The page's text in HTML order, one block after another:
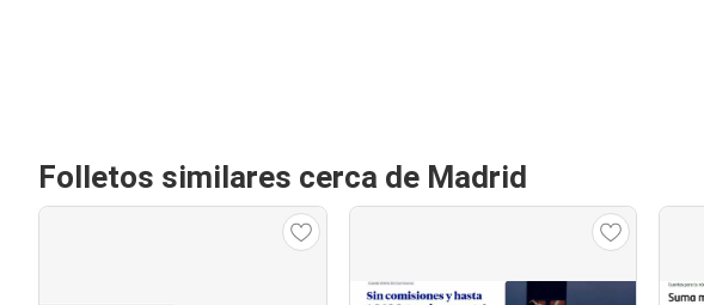
Folletos similares cerca de Madrid